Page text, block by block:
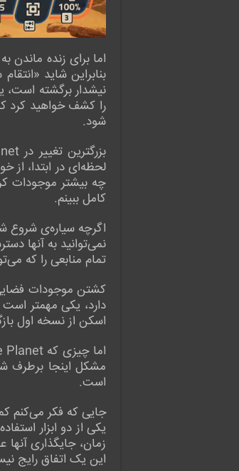
اما برای زنده ماندن
نیشدار برگشته است،
شود.
لحظه‌ای در ابتدا، از
چه بیشتر موجودات
کامل ببینم.
اگرچه سیاره‌ی شروع
نمی‌توانید به آنها
تمام منابعی را که
کشتن موجودات فضایی
دارد، یکی مهمتر
اسکن از نسخه اول
مشکل اینجا برطرف
است.
یکی از دو ابزار
زمان، جایگذاری
این یک اتفاق رایج